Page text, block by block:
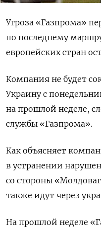
Угроза «Газпрома»
по последнему
европейских стран
Компания не будет
Украину с
на прошлой неделе,
службы «Газпрома».
Как объясняет
в устранении
со стороны
также идут через
На прошлой неделе